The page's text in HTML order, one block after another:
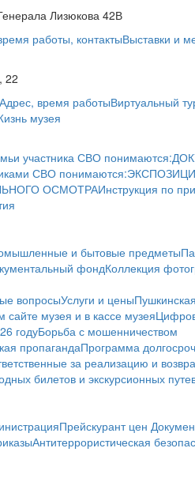
Лизюкова 42В
работы, контактыВыставки и
22
Адрес, время работыВиртуальный
музея
участника СВО понимаются:
СВО понимаются:
ОСМОТРАИнструкция по
и бытовые предметы
фондКоллекция
вопросыУслуги и цены
музея и в кассе музея
годуБорьба с мошенничеством
пропагандаПрограмма
за реализацию и
билетов и экскурсионных
Прейскурант цен
Антитеррористическая